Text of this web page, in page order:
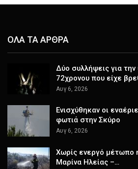
ΟΛΑ ΤΑ ΑΡΘΡΑ
Δύο συλλήψεις για
72χρονου που είχε
Αυγ 6, 2026
Ενισχύθηκαν οι
φωτιά στην Σκύρο
Αυγ 6, 2026
Χωρίς ενεργό μέτωπο
Μαρίνα Ηλείας –…